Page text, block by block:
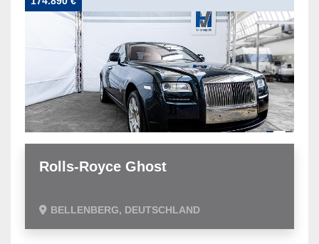
Rolls-Royce Ghost
BELLENBERG, DEUTSCHLAND